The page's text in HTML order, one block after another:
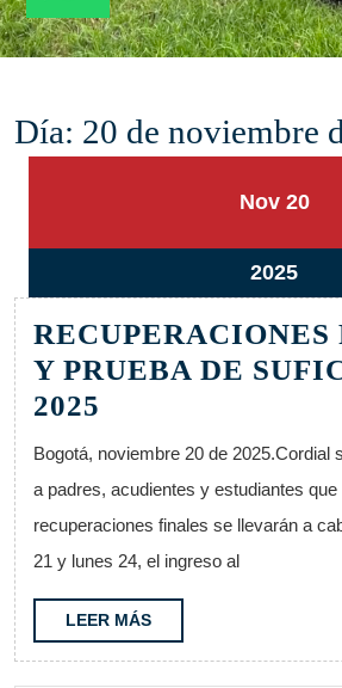
Día: 20 de noviembre
Nov20
2025
2020
202520
2025
RECUPERACIONES
Y PRUEBA DE
2025
FINALES
PRUEBA
DE
2025
Bogotá, noviembre 20 de 2025.Cordial
a padres, acudientes y estudiantes que
recuperaciones finales se llevarán a
21 y lunes 24, el ingreso al
LEER MÁSLEER
MÁS